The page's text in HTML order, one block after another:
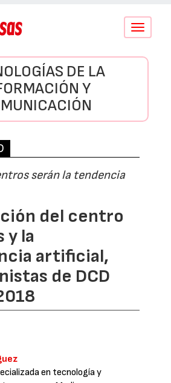
Conmutar
DE LA
Y
serán la tendencia
del centro
y la
artificial,
de DCD
en tecnología y